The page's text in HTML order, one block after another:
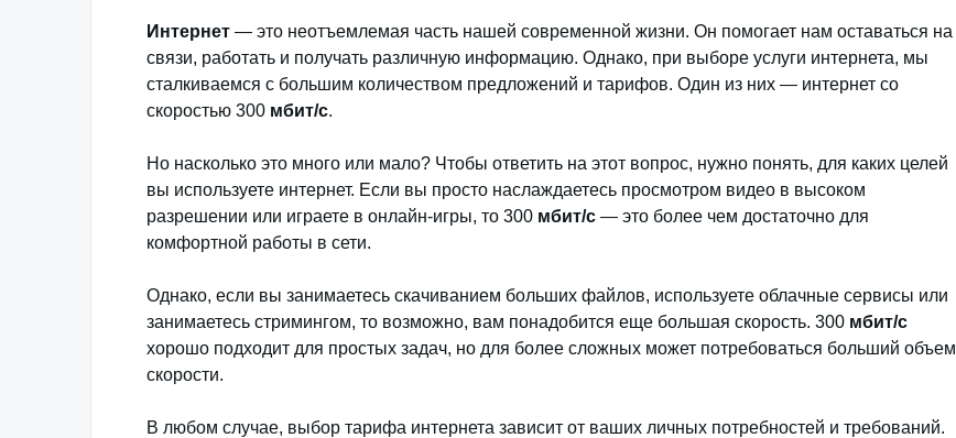
Интернет — это неотъемлемая часть нашей современной жизни. Он помогает нам оставаться на
связи, работать и получать различную информацию. Однако, при выборе услуги интернета, мы
сталкиваемся с большим количеством предложений и тарифов. Один из них — интернет со
скоростью 300 мбит/с.
Но насколько это много или мало? Чтобы ответить на этот вопрос, нужно понять, для каких целей
вы используете интернет. Если вы просто наслаждаетесь просмотром видео в высоком
разрешении или играете в онлайн-игры, то 300 мбит/с — это более чем достаточно для
комфортной работы в сети.
Однако, если вы занимаетесь скачиванием больших файлов, используете облачные сервисы или
занимаетесь стримингом, то возможно, вам понадобится еще большая скорость. 300 мбит/с
хорошо подходит для простых задач, но для более сложных может потребоваться больший объем
скорости.
В любом случае, выбор тарифа интернета зависит от ваших личных потребностей и требований.